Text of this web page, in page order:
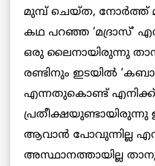
മുമ്പ് ചെയ്ത, നോർത്ത്
കഥ പറഞ്ഞ ‘മദ്രാസ്’
ഒരു ലൈനായിരുന്നു
രണ്ടിനും ഇടയിൽ
എന്നതുകൊണ്ട് എനിക്ക്
ആവാൻ പോവുന്നില്ല
അസ്ഥാനത്തായില്ല